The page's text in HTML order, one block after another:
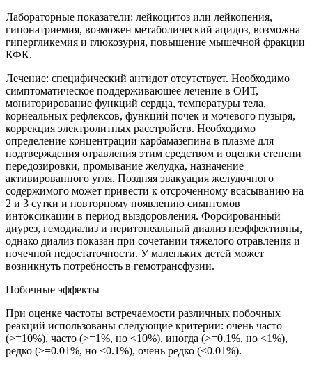
Лабораторные показатели: лейкоцитоз или лейкопения,
гипонатриемия, возможен метаболический ацидоз, возможна
гипергликемия и глюкозурия, повышение мышечной фракции
КФК.
Лечение: специфический антидот отсутствует. Необходимо
симптоматическое поддерживающее лечение в ОИТ,
мониторирование функций сердца, температуры тела,
корнеальных рефлексов, функций почек и мочевого пузыря,
коррекция электролитных расстройств. Необходимо
определение концентрации карбамазепина в плазме для
подтверждения отравления этим средством и оценки степени
передозировки, промывание желудка, назначение
активированного угля. Поздняя эвакуация желудочного
содержимого может привести к отсроченному всасыванию на
2 и 3 сутки и повторному появлению симптомов
интоксикации в период выздоровления. Форсированный
диурез, гемодиализ и перитонеальный диализ неэффективны,
однако диализ показан при сочетании тяжелого отравления и
почечной недостаточности. У маленьких детей может
возникнуть потребность в гемотрансфузии.
Побочные эффекты
При оценке частоты встречаемости различных побочных
реакций использованы следующие критерии: очень часто
(>=10%), часто (>=1%, но <10%), иногда (>=0.1%, но <1%),
редко (>=0.01%, но <0.1%), очень редко (<0.01%).